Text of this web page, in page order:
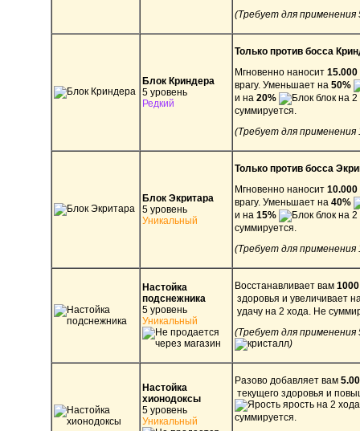
(Требует для применения
Блок Криндера
5 уровень
Редкий
Только против босса
Мгновенно наносит 15.000
врагу. Уменьшает на 50%
и на 20%
блок на
суммируется.
(Требует для применения
Блок Экритара
5 уровень
Уникальный
Только против босса
Мгновенно наносит 10.000
врагу. Уменьшает на 40%
и на 15%
блок на
суммируется.
(Требует для применения
Настойка
подснежника
5 уровень
Уникальный
Восстанавливает вам
здоровья и увеличивает
удачу на 2 хода. Не
(Требует для применения
)
Настойка
хионодоксы
5 уровень
Уникальный
Разово добавляет вам
текущего здоровья и
ярость на 2
суммируется.